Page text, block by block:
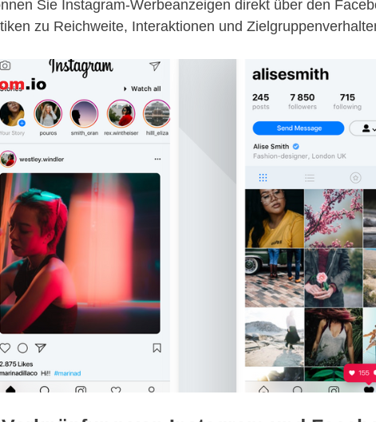
Sie Instagram-Werbeanzeigen direkt über den
zu Reichweite, Interaktionen und